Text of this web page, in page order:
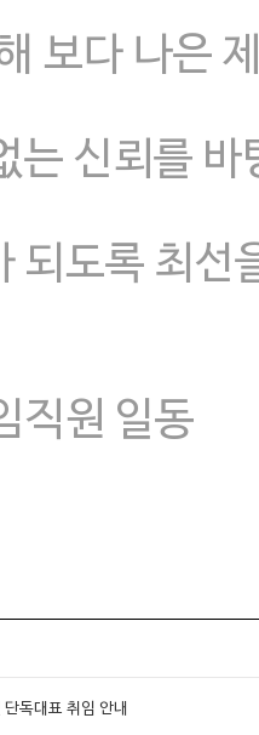
보다 나은
는 신뢰를
되도록 최선
직원 일동
독대표 취임 안내